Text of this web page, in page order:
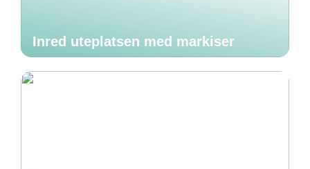
Inred uteplatsen med markiser